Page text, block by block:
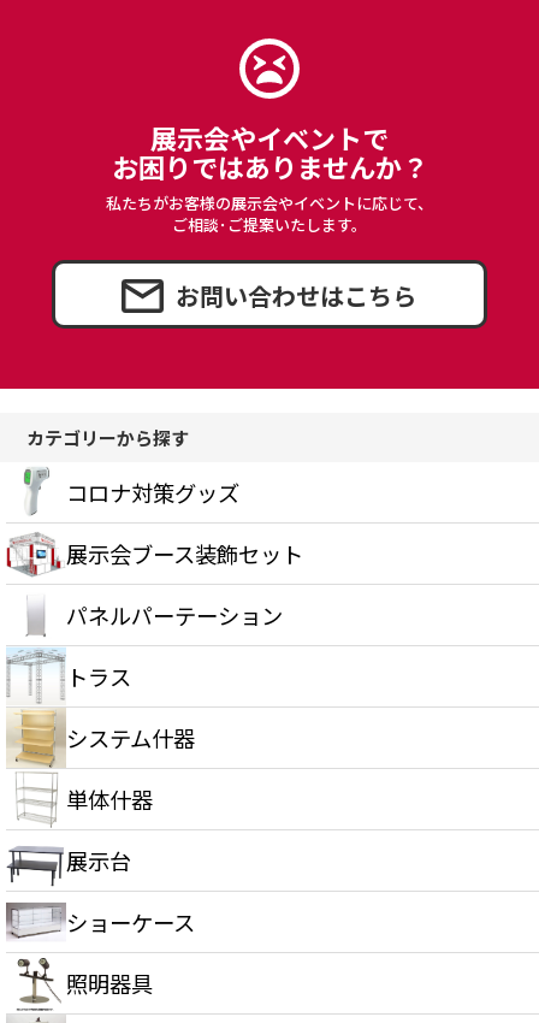
展示会やイベントで
お困りではありませんか？
私たちがお客様の展示会やイベントに応じて、
ご相談･ご提案いたします。
お問い合わせはこちら
カテゴリーから探す
コロナ対策グッズ
展示会ブース装飾セット
パネルパーテーション
トラス
システム什器
単体什器
展示台
ショーケース
照明器具